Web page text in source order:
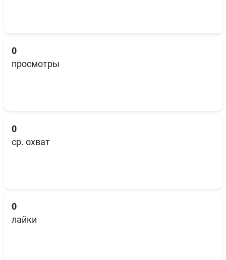
0
просмотры
0
ср. охват
0
лайки